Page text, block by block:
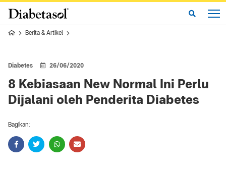
Berita & Artikel
Diabetes 26/06/2020
8 Kebiasaan New Normal Ini Perlu
Dijalani oleh Penderita Diabetes
Bagikan: